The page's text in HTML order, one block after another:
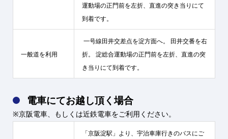
運動場の正門前を左折、直進の突き当りにて
到着です。
一般道を利用
一号線田井交差点を淀方面へ。 田井交番を右
折。 淀総合運動場の正門前を左折、直進の突
き当りにて到着です。
電車にてお越し頂く場合
※京阪電車、もしくは近鉄電車をご利用ください。
「京阪淀駅」より、宇治車庫行きのバスにご